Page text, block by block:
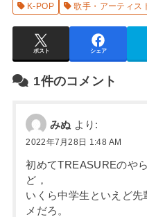
K-POP 歌手・アーティス
ポスト シェア
1件のコメント
みぬ より:
2022年7月28日 1:48 AM
初めてTREASUREのや
ど，
いくら中学生といえど
メだろ。